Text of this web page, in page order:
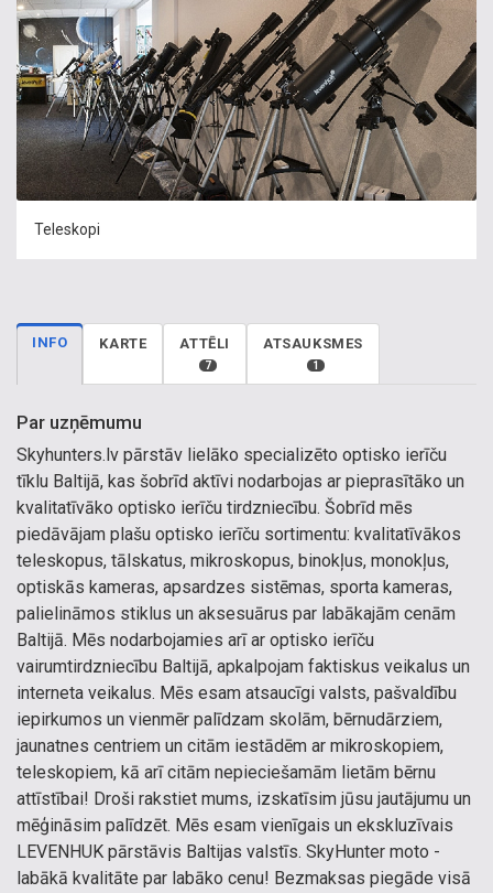
Teleskopi
INFO KARTE ATTĒLI
7
ATSAUKSMES
1
Par uzņēmumu
Skyhunters.lv pārstāv lielāko specializēto optisko ierīču
tīklu Baltijā, kas šobrīd aktīvi nodarbojas ar pieprasītāko un
kvalitatīvāko optisko ierīču tirdzniecību. Šobrīd mēs
piedāvājam plašu optisko ierīču sortimentu: kvalitatīvākos
teleskopus, tālskatus, mikroskopus, binokļus, monokļus,
optiskās kameras, apsardzes sistēmas, sporta kameras,
palielināmos stiklus un aksesuārus par labākajām cenām
Baltijā. Mēs nodarbojamies arī ar optisko ierīču
vairumtirdzniecību Baltijā, apkalpojam faktiskus veikalus un
interneta veikalus. Mēs esam atsaucīgi valsts, pašvaldību
iepirkumos un vienmēr palīdzam skolām, bērnudārziem,
jaunatnes centriem un citām iestādēm ar mikroskopiem,
teleskopiem, kā arī citām nepieciešamām lietām bērnu
attīstībai! Droši rakstiet mums, izskatīsim jūsu jautājumu un
mēģināsim palīdzēt. Mēs esam vienīgais un ekskluzīvais
LEVENHUK pārstāvis Baltijas valstīs. SkyHunter moto -
labākā kvalitāte par labāko cenu! Bezmaksas piegāde visā